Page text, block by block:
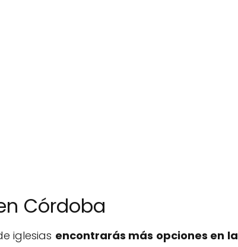
Córdoba
iglesias encontrarás más opciones en la